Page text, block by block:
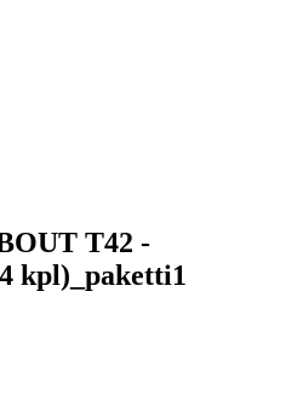
T42 -
kpl)_paketti1